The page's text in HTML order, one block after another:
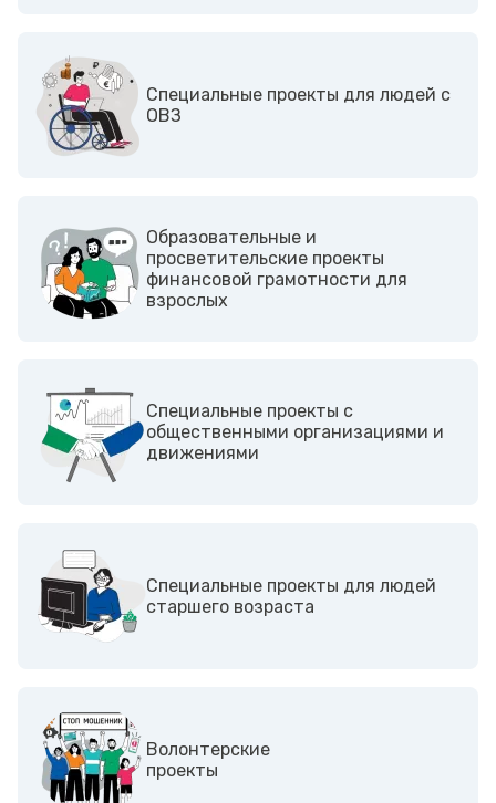
Cпециальные проекты для людей с
ОВЗ
Образовательные и
просветительские проекты
финансовой грамотности для
взрослых
Cпециальные проекты с
общественными организациями и
движениями
Специальные проекты для людей
старшего возраста
Волонтерские
проекты